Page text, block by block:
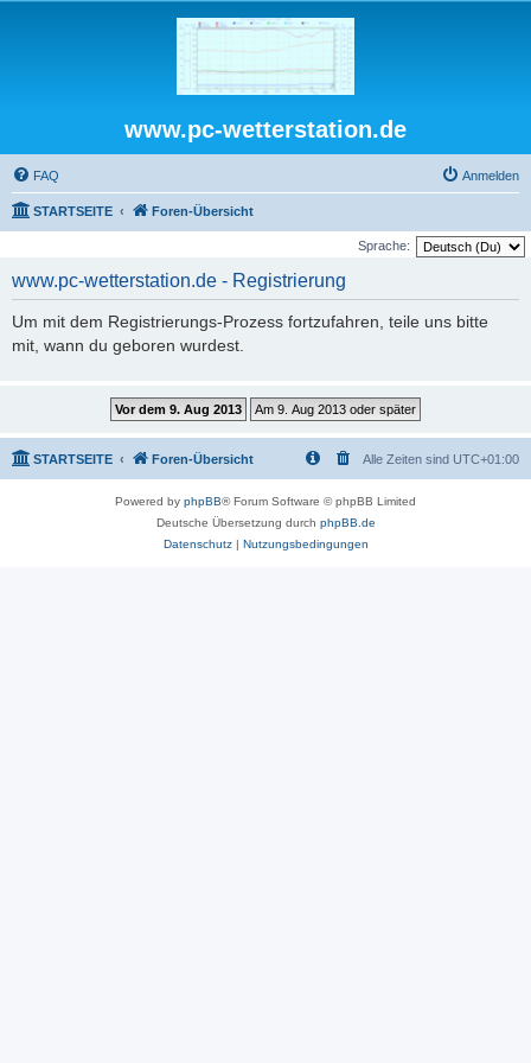
www.pc-wetterstation.de
FAQ Anmelden
STARTSEITE Foren-Übersicht
Sprache:
www.pc-wetterstation.de - Registrierung
Um mit dem Registrierungs-Prozess fortzufahren, teile uns bitte
mit, wann du geboren wurdest.
STARTSEITE Foren-Übersicht Alle Zeiten sind UTC+01:00
Powered by phpBB® Forum Software © phpBB Limited
Deutsche Übersetzung durch phpBB.de
Datenschutz| Nutzungsbedingungen